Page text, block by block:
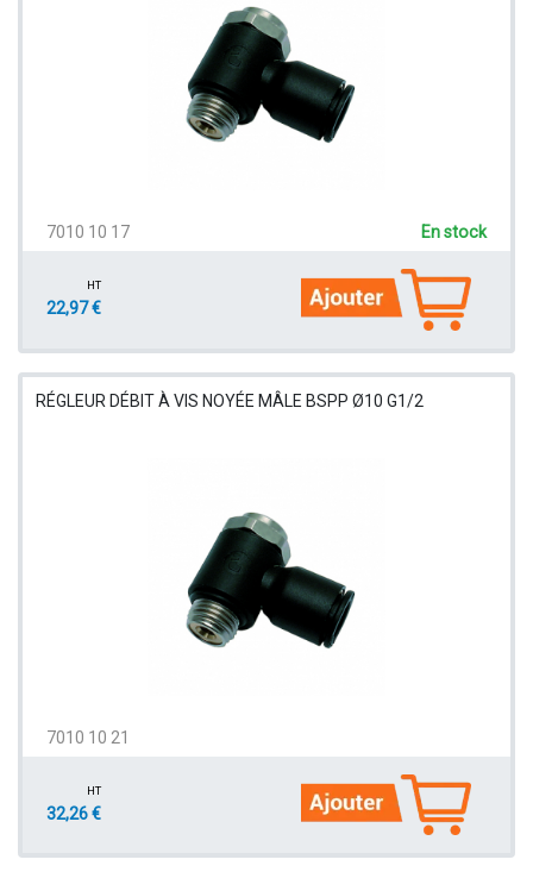
7010 10 17 En stock
HT
22,97 €
RÉGLEUR DÉBIT À VIS NOYÉE MÂLE BSPP Ø10 G1/2
7010 10 21
HT
32,26 €